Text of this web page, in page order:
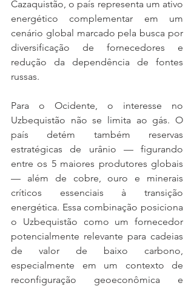
Cazaquistão, o país representa um ativo
energético complementar em um
cenário global marcado pela busca por
diversificação de fornecedores e
redução da dependência de fontes
russas.
Para o Ocidente, o interesse no
Uzbequistão não se limita ao gás. O
país detém também reservas
estratégicas de urânio — figurando
entre os 5 maiores produtores globais
— além de cobre, ouro e minerais
críticos essenciais à transição
energética. Essa combinação posiciona
o Uzbequistão como um fornecedor
potencialmente relevante para cadeias
de valor de baixo carbono,
especialmente em um contexto de
reconfiguração geoeconômica e